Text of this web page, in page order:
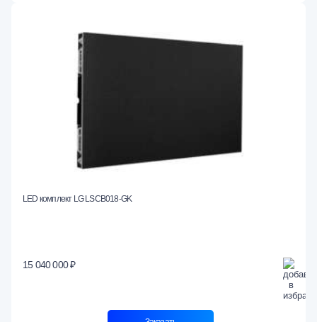
LED комплект LG LSCB018-GK
15 040 000 ₽